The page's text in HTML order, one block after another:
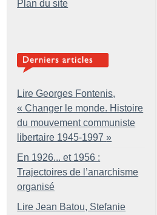
Plan du site
Lire Georges Fontenis,
« Changer le monde. Histoire
du mouvement communiste
libertaire 1945-1997 »
En 1926... et 1956 :
Trajectoires de l’anarchisme
organisé
Lire Jean Batou, Stefanie